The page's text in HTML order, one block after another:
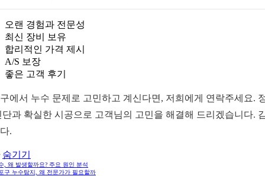
오랜 경험과 전문성
최신 장비 보유
합리적인 가격 제시
A/S 보장
좋은 고객 후기
에서 누수 문제로 고민하고 계신다면, 저희에게 연락주세요.
단과 확실한 시공으로 고객님의 고민을 해결해 드리겠습니다.
.
숨기기
, 왜 발생할까요? 주요 원인 분석
구 누수탐지, 왜 전문가가 필요할까